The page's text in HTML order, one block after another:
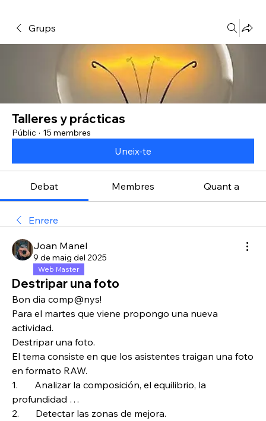
Grups
Talleres y prácticas
Públic · 15 membres
Uneix-te
Debat Membres Quant a
Enrere
Joan Manel
9 de maig del 2025
Web Master
Destripar una foto
Bon dia comp@nys!
Para el martes que viene propongo una nueva
actividad.
Destripar una foto.
El tema consiste en que los asistentes traigan una foto
en formato RAW.
1.       Analizar la composición, el equilibrio, la
profundidad …
2.       Detectar las zonas de mejora.